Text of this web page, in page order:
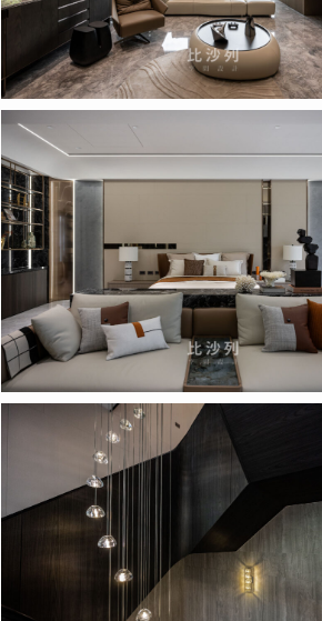
Proposal
_pic_1_14
Proposal